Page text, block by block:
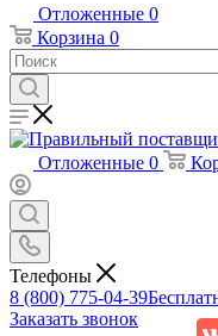
Отложенные 0
Корзина 0
Отложенные 0
Телефоны
8 (800) 775-04-39
Заказать звонок